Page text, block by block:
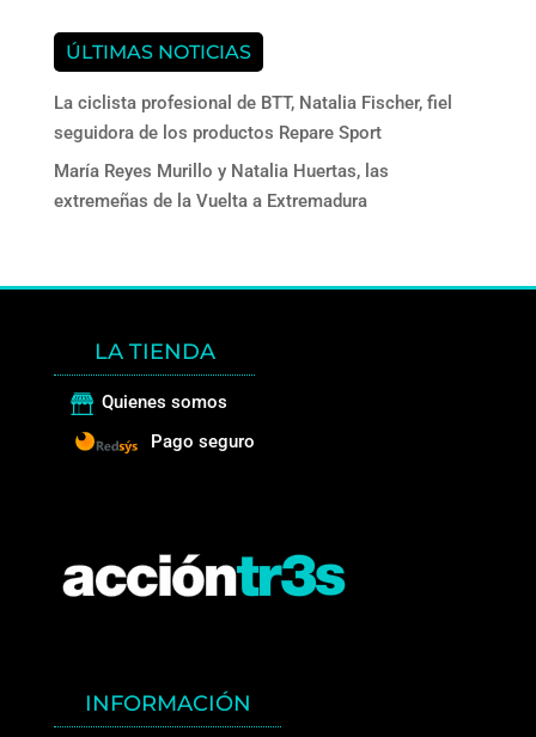
ÚLTIMAS NOTICIAS
La ciclista profesional de BTT, Natalia Fischer, fiel
seguidora de los productos Repare Sport
María Reyes Murillo y Natalia Huertas, las
extremeñas de la Vuelta a Extremadura
LA TIENDA
Quienes somos
Pago seguro
INFORMACIÓN